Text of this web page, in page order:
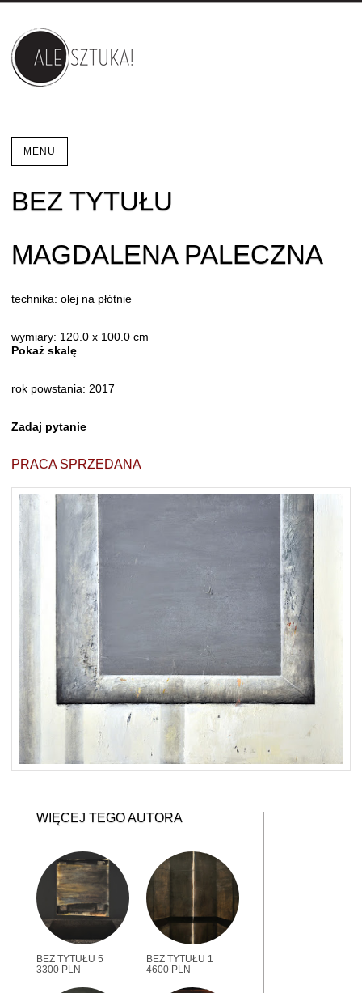
MENU
BEZ TYTUŁU
MAGDALENA PALECZNA
technika: olej na płótnie
wymiary: 120.0 x 100.0 cm
Pokaż skalę
rok powstania: 2017
Zadaj pytanie
PRACA SPRZEDANA
WIĘCEJ TEGO AUTORA
BEZ TYTUŁU 5
3300 PLN
BEZ TYTUŁU 1
4600 PLN